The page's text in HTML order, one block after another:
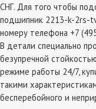
СНГ. Для того чтобы
подшипник 2213-k-2rs-
номеру телефона +7
В детали специально
безупречной
режиме работы 24/7,
такими
бесперебойного и